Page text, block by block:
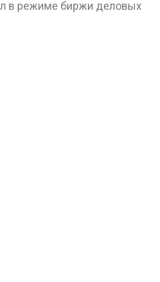
в режиме биржи деловых